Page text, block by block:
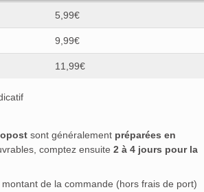
5,99€
9,99€
11,99€
sont généralement préparées en
comptez ensuite 2 à 4 jours pour la
de la commande (hors frais de port)